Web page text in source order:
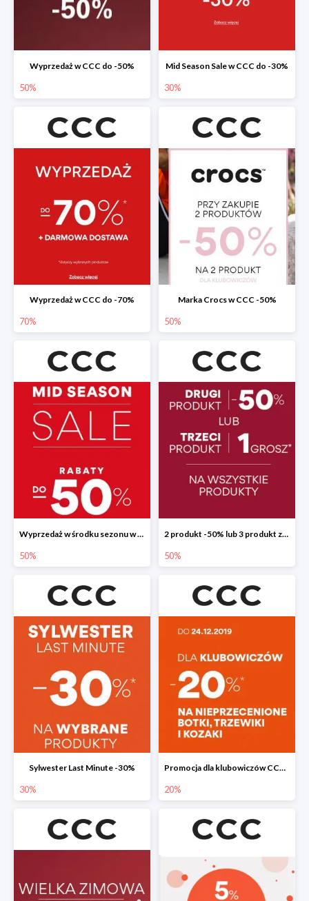
Wyprzedaż w CCC do -50%
50%
Mid Season Sale w CCC do -30%
30%
Wyprzedaż w CCC do -70%
70%
Marka Crocs w CCC -50%
50%
Wyprzedaż w środku sezonu w CCC do -50%
50%
2 produkt -50% lub 3 produkt za 1 grosz
50%
Sylwester Last Minute -30%
30%
Promocja dla klubowiczów CCC do -20%
20%